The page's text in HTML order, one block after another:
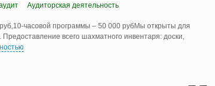
Аудиторская деятельность
часовой программы – 50 000 рубМы открыты для
всего шахматного инвентаря: доски,